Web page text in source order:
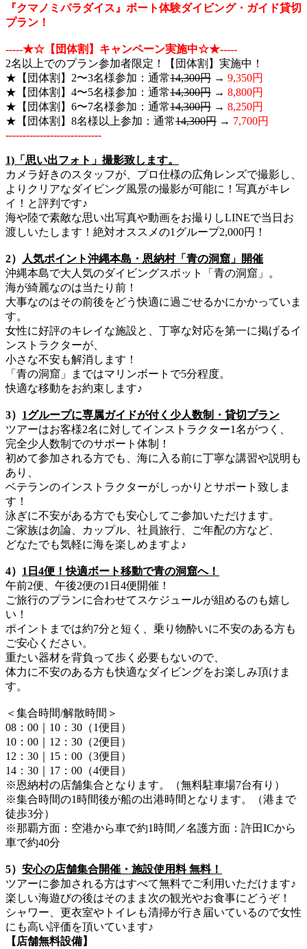
『クマノミパラダイス』ボート体験ダイビング・ガイド貸切
プラン！
‐‐‐‐‐★☆【団体割】キャンペーン実施中☆★‐‐‐‐‐
2名以上でのプラン参加者限定！【団体割】実施中！
★【団体割】2〜3名様参加：通常14,300円 → 9,350円
★【団体割】4〜5名様参加：通常14,300円 → 8,800円
★【団体割】6〜7名様参加：通常14,300円 → 8,250円
★【団体割】8名様以上参加：通常14,300円 → 7,700円
‐‐‐‐‐‐‐‐‐‐‐‐‐‐‐‐‐‐‐‐‐‐‐‐‐‐‐‐
1)「思い出フォト」撮影致します。
カメラ好きのスタッフが、プロ仕様の広角レンズで撮影し、
よりクリアなダイビング風景の撮影が可能に！写真がキレ
イ！と評判です♪
海や陸で素敵な思い出写真や動画をお撮りしLINEで当日お
渡しいたします！絶対オススメの1グループ2,000円！
2）
人気ポイント沖縄本島・恩納村「青の洞窟」開催
沖縄本島で大人気のダイビングスポット「青の洞窟」。
海が綺麗なのは当たり前！
大事なのはその前後をどう快適に過ごせるかにかかっていま
す。
女性に好評のキレイな施設と、丁寧な対応を第一に掲げるイ
ンストラクターが、
小さな不安も解消します！
「青の洞窟」まではマリンボートで5分程度。
快適な移動をお約束します♪
3） 1グループに専属ガイドが付く少人数制・貸切プラン
ツアーはお客様2名に対してインストラクター1名がつく、
完全少人数制でのサポート体制！
初めて参加される方でも、海に入る前に丁寧な講習や説明も
あり、
ベテランのインストラクターがしっかりとサポート致しま
す！
泳ぎに不安がある方でも安心してご参加いただけます。
ご家族は勿論、カップル、社員旅行、ご年配の方など、
どなたでも気軽に海を楽しめますよ♪
4） 1日4便！快適ボート移動で青の洞窟へ！
午前2便、午後2便の1日4便開催！
ご旅行のプランに合わせてスケジュールが組めるのも嬉し
い！
ポイントまでは約7分と短く、乗り物酔いに不安のある方も
ご安心ください。
重たい器材を背負って歩く必要もないので、
体力に不安のある方も快適なダイビングをお楽しみ頂けま
す。
＜集合時間/解散時間＞
08：00｜10：30（1便目）
10：00｜12：30（2便目）
12：30｜15：00（3便目）
14：30｜17：00（4便目）
※恩納村の店舗集合となります。（無料駐車場7台有り）
※集合時間の1時間後が船の出港時間となります。（港まで
徒歩3分）
※那覇方面：空港から車で約1時間／名護方面：許田ICから
車で約40分
5） 安心の店舗集合開催・施設使用料 無料！
ツアーに参加される方はすべて無料でご利用いただけます♪
楽しい海遊びの後はそのまま次の観光やお食事にどうぞ！
シャワー、更衣室やトイレも清掃が行き届いているので女性
にも高い評価を頂いています♪
【店舗無料設備】